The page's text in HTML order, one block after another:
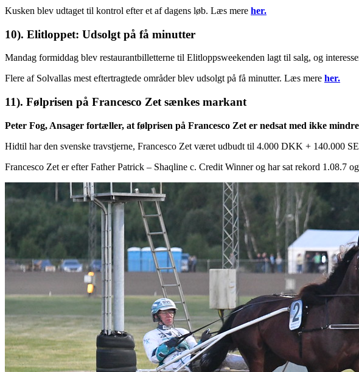
Kusken blev udtaget til kontrol efter et af dagens løb. Læs mere her.
10). Elitloppet: Udsolgt på få minutter
Mandag formiddag blev restaurantbilletterne til Elitloppsweekenden lagt til salg, og
Flere af Solvallas mest eftertragtede områder blev udsolgt på få minutter. Læs mere her.
11). Følprisen på Francesco Zet sænkes markant
Peter Fog, Ansager fortæller, at følprisen på Francesco Zet er nedsat med ikke
Hidtil har den svenske travstjerne, Francesco Zet været udbudt til 4.000 DKK + 140.000
Francesco Zet er efter Father Patrick – Shaqline c. Credit Winner og har sat rekord 1.08.7